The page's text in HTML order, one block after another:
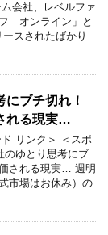
会社、レベルファ
オンライン」と
スされたばかり
ブチ切れ！
れる現実…
リンク＞ ＜スポ
のゆとり思考にブ
される現実… 週明
市場はお休み）の